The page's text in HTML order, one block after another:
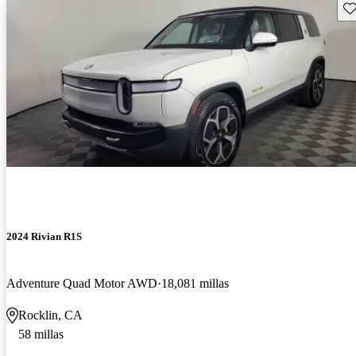
2024 Rivian R1S
Adventure Quad Motor AWD 18,081 millas
Rocklin, CA
58 millas